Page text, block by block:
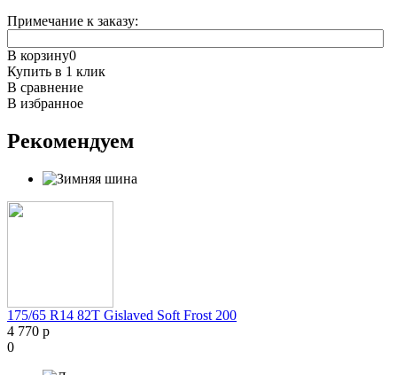
Примечание к заказу:
В корзину0
Купить в 1 клик
В сравнение
В избранное
Рекомендуем
175/65 R14 82T Gislaved Soft Frost 200
4 770 р
0